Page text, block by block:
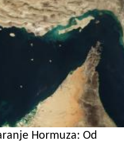
Hormuza: Od